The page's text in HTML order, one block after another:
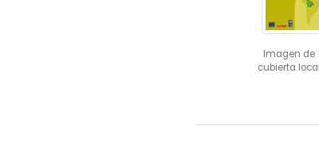
Imagen de
cubierta local